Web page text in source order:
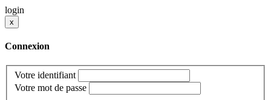
login
x
Connexion
Votre identifiant
Votre mot de passe